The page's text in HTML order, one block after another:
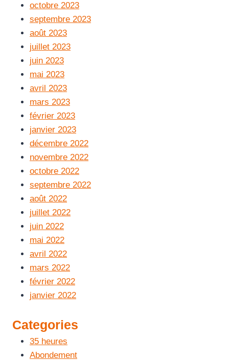
octobre 2023
septembre 2023
août 2023
juillet 2023
juin 2023
mai 2023
avril 2023
mars 2023
février 2023
janvier 2023
décembre 2022
novembre 2022
octobre 2022
septembre 2022
août 2022
juillet 2022
juin 2022
mai 2022
avril 2022
mars 2022
février 2022
janvier 2022
Categories
35 heures
Abondement